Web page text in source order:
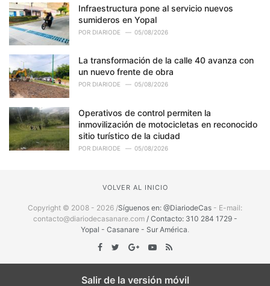
Infraestructura pone al servicio nuevos
sumideros en Yopal
POR DIARIODE 05/08/2026
La transformación de la calle 40 avanza con
un nuevo frente de obra
POR DIARIODE 05/08/2026
Operativos de control permiten la
inmovilización de motocicletas en reconocido
sitio turístico de la ciudad
POR DIARIODE 05/08/2026
VOLVER AL INICIO
Copyright © 2008 - 2026 /Síguenos en: @DiariodeCas - E-mail:
contacto@diariodecasanare.com / Contacto: 310 284 1729 -
Yopal - Casanare - Sur América.
Salir de la versión móvil